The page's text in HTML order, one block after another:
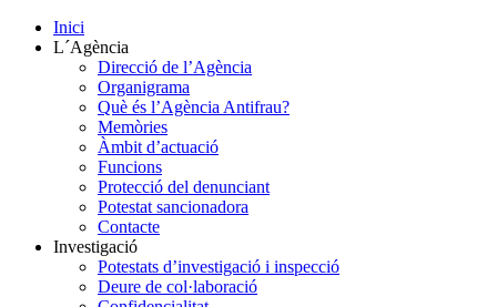
Inici
L´Agència
Direcció de l’Agència
Organigrama
Què és l’Agència Antifrau?
Memòries
Àmbit d’actuació
Funcions
Protecció del denunciant
Potestat sancionadora
Contacte
Investigació
Potestats d’investigació i inspecció
Deure de col·laboració